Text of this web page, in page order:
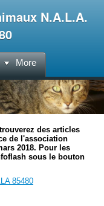
N.A.L.A.
More
des articles
de l'association
2018. Pour les
sous le bouton
85480